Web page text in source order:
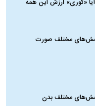
آیا «کوری» ارزش این همه
مختلف صورت
مختلف بدن